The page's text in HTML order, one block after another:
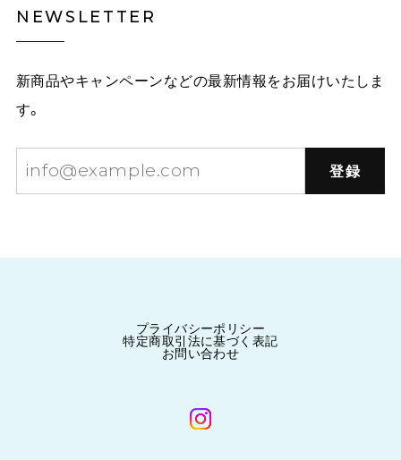
NEWSLETTER
新商品やキャンペーンなどの最新情報をお届けいたしま
す。
登録
プライバシーポリシー
特定商取引法に基づく表記
お問い合わせ